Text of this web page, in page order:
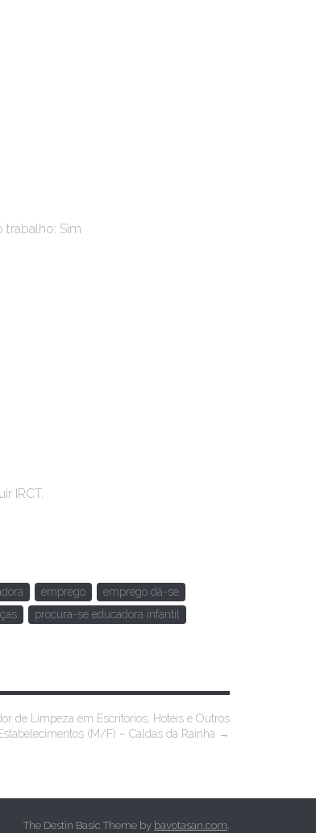
trabalho: Sim
IRCT.
emprego
emprego dá-se
procura-se educadora infantil
de Limpeza em Escritórios, Hotéis e Outros
(M/F) – Caldas da Rainha →
The Destin Basic Theme by bavotasan.com.